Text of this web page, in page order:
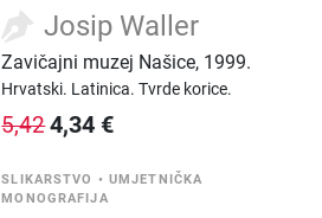
Josip Waller
Zavičajni muzej Našice, 1999.
Hrvatski. Latinica.Tvrde korice.
5,424,34 €
SLIKARSTVO • UMJETNIČKA
MONOGRAFIJA